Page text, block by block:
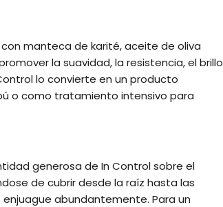
manteca de karité, aceite de oliva
la suavidad, la resistencia, el brillo
lo convierte en un producto
o como tratamiento intensivo para
generosa de In Control sobre el
de cubrir desde la raíz hasta las
abundantemente. Para un